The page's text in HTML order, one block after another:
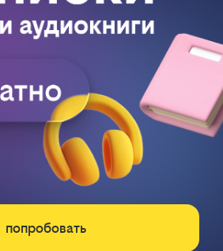
попробовать